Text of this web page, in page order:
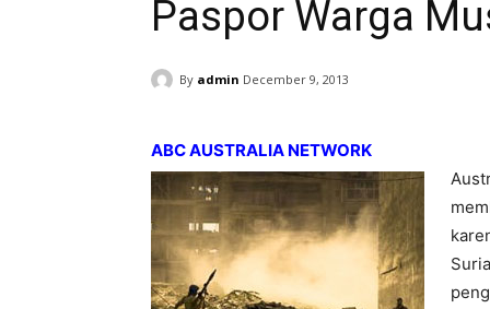
Paspor Warga
By admin December 9, 2013
ABC AUSTRALIA NETWORK